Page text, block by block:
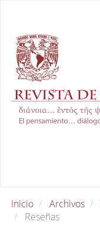
Contenido
principal
Barra
lateral
Inicio Archivos
Reseñas